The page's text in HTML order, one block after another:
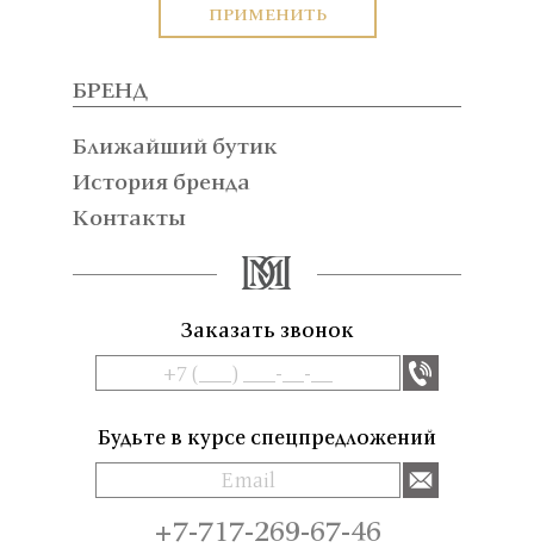
ПРИМЕНИТЬ
БРЕНД
Ближайший бутик
История бренда
Контакты
Заказать звонок
Будьте в курсе спецпредложений
+7-717-269-67-46